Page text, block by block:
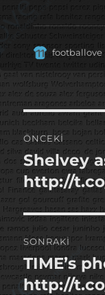
Yazar
footballove
Yazı
ÖNCEKI
Önceki
yazı:
Shelvey
http://
SONRAKI
Sonraki
yazı:
TIME’s
http://